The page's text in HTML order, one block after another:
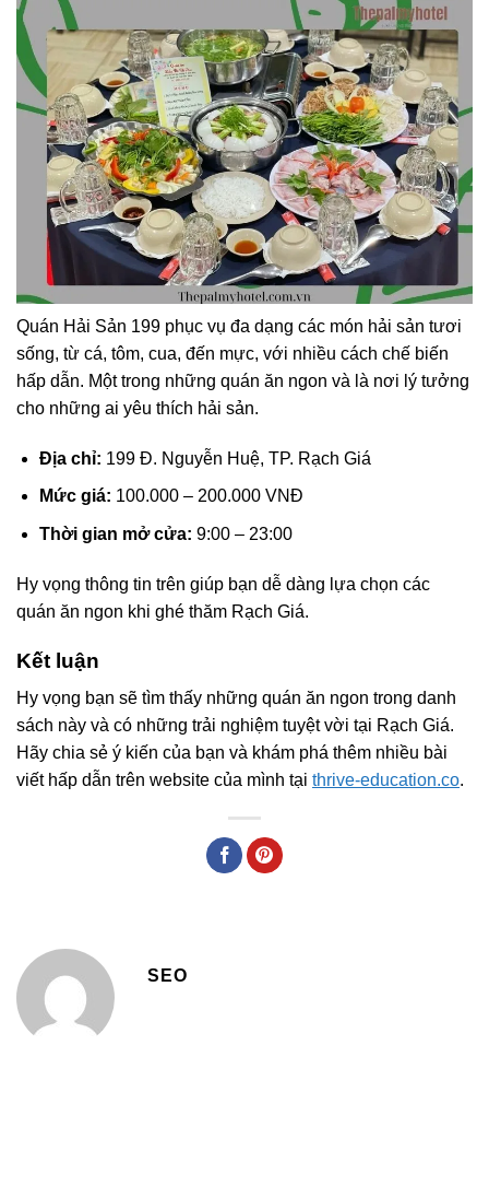
Quán Hải Sản 199 phục vụ đa dạng các món hải sản tươi
sống, từ cá, tôm, cua, đến mực, với nhiều cách chế biến
hấp dẫn. Một trong những quán ăn ngon và là nơi lý tưởng
cho những ai yêu thích hải sản.
Địa chỉ: 199 Đ. Nguyễn Huệ, TP. Rạch Giá
Mức giá: 100.000 – 200.000 VNĐ
Thời gian mở cửa: 9:00 – 23:00
Hy vọng thông tin trên giúp bạn dễ dàng lựa chọn các
quán ăn ngon khi ghé thăm Rạch Giá.
Kết luận
Hy vọng bạn sẽ tìm thấy những quán ăn ngon trong danh
sách này và có những trải nghiệm tuyệt vời tại Rạch Giá.
Hãy chia sẻ ý kiến của bạn và khám phá thêm nhiều bài
viết hấp dẫn trên website của mình tại thrive-education.co.
SEO